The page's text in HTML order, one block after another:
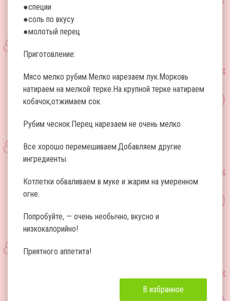
●специи
●соль по вкусу
●молотый перец
Приготовление:
Мясо мелко рубим.Мелко нарезаем лук.Морковь
натираем на мелкой терке.На крупной терке натираем
кобачок,отжимаем сок.
Рубим чеснок.Перец нарезаем не очень мелко.
Все хорошо перемешиваем.Добавляем другие
ингредиенты.
Котлетки обваливаем в муке и жарим на умеренном
огне.
Попробуйте, — очень необычно, вкусно и
низкокалорийно!
Приятного аппетита!
В избранное